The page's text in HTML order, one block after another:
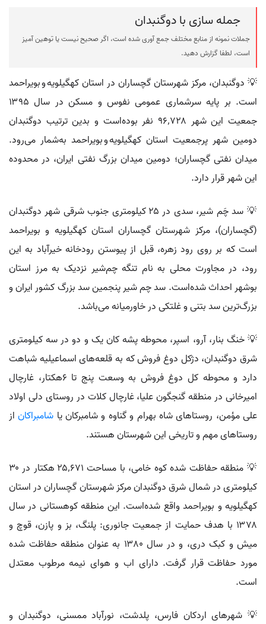
جمله سازی با دوگنبدان
جملات نمونه از منابع مختلف جمع آوری شده است، اگر صحیح نیست یا توهین آمیز
است، لطفا گزارش دهید.
💡 دوگنبدان، مرکز شهرستان گچساران در استان کهگیلویه و بویراحمد
است. بر پایه سرشماری عمومی نفوس و مسکن در سال ۱۳۹۵
جمعیت این شهر ۹۶٬۷۲۸ نفر بوده‌است و بدین ترتیب دوگنبدان
دومین شهر پرجمعیت استان کهگیلویه و بویراحمد به‌شمار می‌رود.
میدان نفتی گچساران؛ دومین میدان بزرگ نفتی ایران، در محدوده
این شهر قرار دارد.
💡 سد چَم شیر، سدی در ۲۵ کیلومتری جنوب شرقی شهر دوگنبدان
(گچساران)، مرکز شهرستان گچساران استان کهگیلویه و بویراحمد
است که بر روی رود زهره، قبل از پیوستن رودخانه خیرآباد به این
رود، در مجاورت محلی به نام تنگه چم‌شیر نزدیک به مرز استان
بوشهر احداث شده‌است. سد چم شیر پنجمین سد بزرگ کشور ایران و
بزرگ‌ترین سد بتنی و غلتکی در خاورمیانه می‌باشد.
💡 خنگ بنار، آرو، اسپر، محوطه پشه کان یک و دو در سه کیلومتری
شرق دوگنبدان، دژکل دوغ فروش که به قلعه‌های اسماعیلیه شباهت
دارد و محوطه کل دوغ فروش به وسعت پنج تا ۶هکتار، غارچال
امیرخانی در منطقه گنجگون علیا، غارچال کلات در روستای دلی اولاد
علی مؤمن، روستاهای شاه بهرام و گناوه و شامبرکان یا شامبراکاناز
روستاهای مهم و تاریخی این شهرستان هستند.
💡 منطقه حفاظت شده کوه خامی، با مساحت ۲۵٬۶۷۱ هکتار در ۳۰
کیلومتری در شمال شرق دوگنبدان مرکز شهرستان گچساران در استان
کهگیلویه و بویراحمد واقع شده‌است. این منطقه کوهستانی در سال
۱۳۷۸ با هدف حمایت از جمعیت جانوری: پلنگ، بز و پازن، قوچ و
میش و کبک دری، و در سال ۱۳۸۰ به عنوان منطقه حفاظت شده
مورد حفاظت قرار گرفت. دارای اب و هوای نیمه مرطوب معتدل
است.
💡 شهرهای اردکان فارس، پلدشت، نورآباد ممسنی، دوگنبدان و